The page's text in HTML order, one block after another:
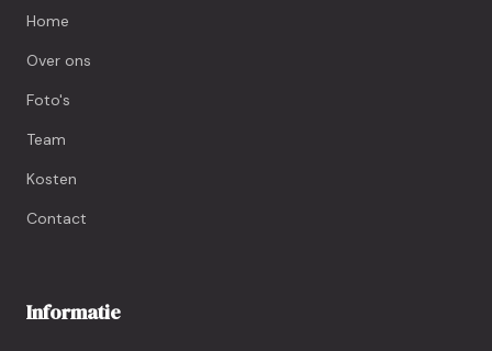
Home
Over ons
Foto's
Team
Kosten
Contact
Informatie